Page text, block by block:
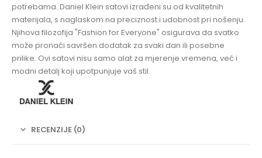
potrebama. Daniel Klein satovi izrađeni su od kvalitetnih
materijala, s naglaskom na preciznost i udobnost pri nošenju.
Njihova filozofija "Fashion for Everyone" osigurava da svatko
može pronaći savršen dodatak za svaki dan ili posebne
prilike. Ovi satovi nisu samo alat za mjerenje vremena, već i
modni detalj koji upotpunjuje vaš stil.
RECENZIJE (0)